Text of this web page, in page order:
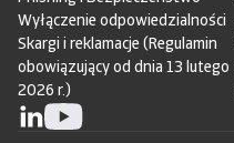
Wyłączenie odpowiedzialności
Skargi i reklamacje (Regulamin
obowiązujący od dnia 13 lutego
2026 r.)